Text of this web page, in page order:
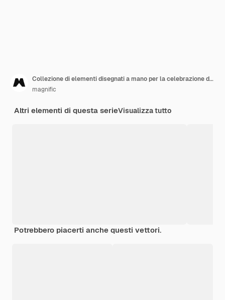
Collezione di elementi disegnati a mano per la celebrazione del festival della birra oktoberfest
magnific
Altri elementi di questa serieVisualizza tutto
Potrebbero piacerti anche questi vettori.